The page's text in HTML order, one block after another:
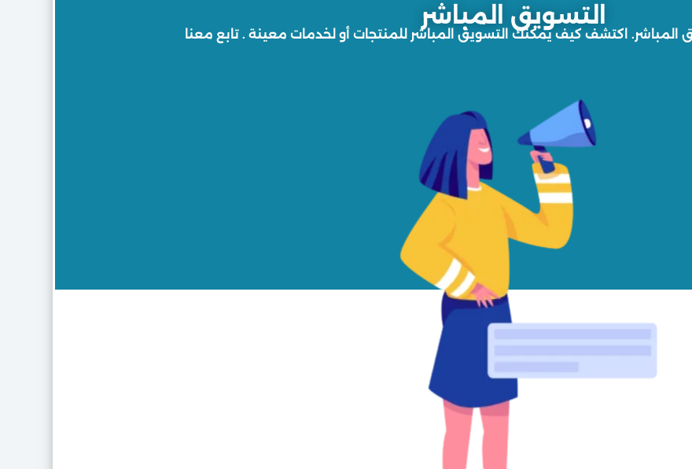
التسويق المباشر
المباشر. اكتشف كيف يمكنك التسويق المباشر للمنتجات أو لخدمات معينة . تابع معنا